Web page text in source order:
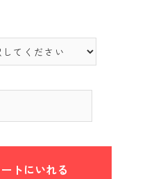
トにいれる